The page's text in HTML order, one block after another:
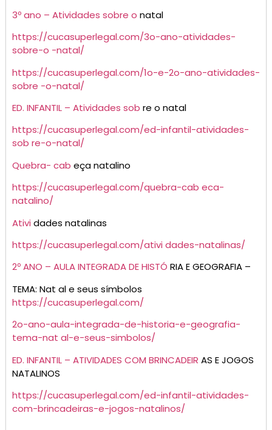
3º ano – Atividades sobre o natal
https://cucasuperlegal.com/3o-ano-atividades-
sobre-o -natal/
https://cucasuperlegal.com/1o-e-2o-ano-atividades-
sobre -o-natal/
ED. INFANTIL – Atividades sob re o natal
https://cucasuperlegal.com/ed-infantil-atividades-
sob re-o-natal/
Quebra- cab eça natalino
https://cucasuperlegal.com/quebra-cab eca-
natalino/
Ativi dades natalinas
https://cucasuperlegal.com/ativi dades-natalinas/
2º ANO – AULA INTEGRADA DE HISTÓ RIA E GEOGRAFIA –
TEMA: Nat al e seus símbolos
https://cucasuperlegal.com/
2o-ano-aula-integrada-de-historia-e-geografia-
tema-nat al-e-seus-simbolos/
ED. INFANTIL – ATIVIDADES COM BRINCADEIR AS E JOGOS
NATALINOS
https://cucasuperlegal.com/ed-infantil-atividades-
com-brincadeiras-e-jogos-natalinos/